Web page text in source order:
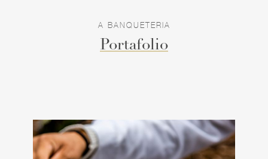
A BANQUETERIA
Portafolio